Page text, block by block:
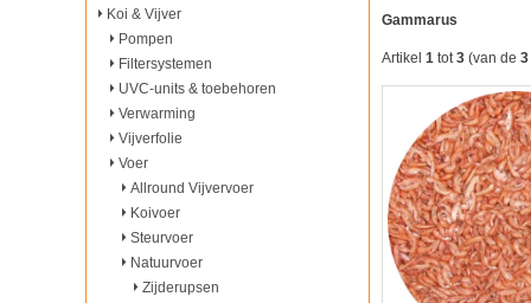
Koi & Vijver
Pompen
Filtersystemen
UVC-units & toebehoren
Verwarming
Vijverfolie
Voer
Allround Vijvervoer
Koivoer
Steurvoer
Natuurvoer
Zijderupsen
Gammarus
Artikel 1 tot3 (van de 3